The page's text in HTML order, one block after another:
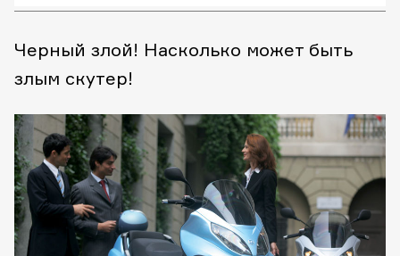
Черный злой! Насколько может быть
злым скутер!